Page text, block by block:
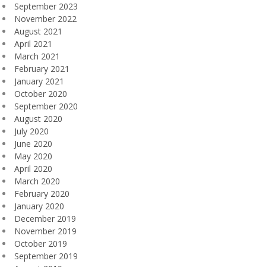
September 2023
November 2022
August 2021
April 2021
March 2021
February 2021
January 2021
October 2020
September 2020
August 2020
July 2020
June 2020
May 2020
April 2020
March 2020
February 2020
January 2020
December 2019
November 2019
October 2019
September 2019